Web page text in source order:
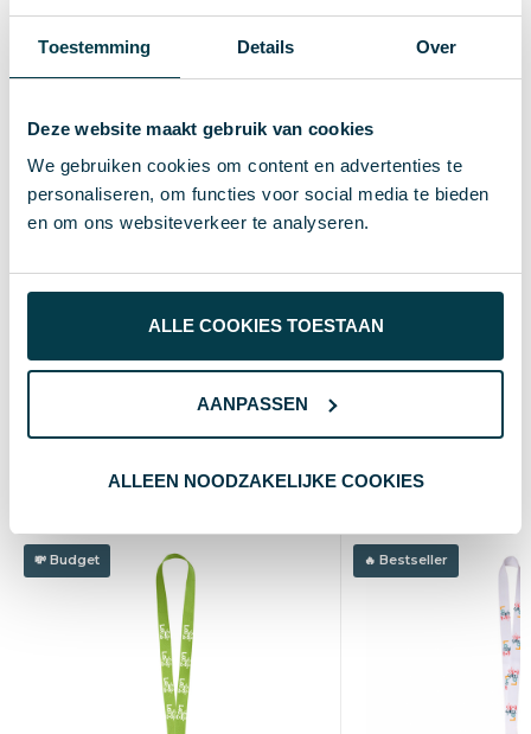
Toestemming Details Over
Deze website maakt gebruik van cookies
We gebruiken cookies om content en advertenties te
personaliseren, om functies voor social media te bieden
en om ons websiteverkeer te analyseren.
ALLE COOKIES TOESTAAN
AANPASSEN
ALLEEN NOODZAKELIJKE COOKIES
Maat 10mm
Merk
Artikelnummer 127844
Kleur Volledige kleur
2 cm
45 cm
Wat anderen bekijken
Budget Bestseller